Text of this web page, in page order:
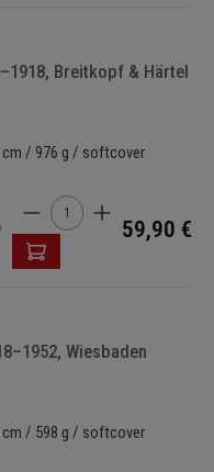
Breitkopf & Härtel
cm / 976 g / softcover
Cantidad del producto:
59,90 €
Wiesbaden
cm / 598 g / softcover